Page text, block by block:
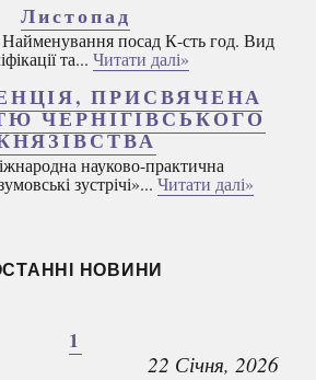
Листопад
посад К-сть год. Вид
та... Читати далі»
ПРИСВЯЧЕНА
ЧЕРНІГІВСЬКОГО
науково-практична
зустрічі»... Читати далі»
НОВИНИ
1
22 Січня, 2026